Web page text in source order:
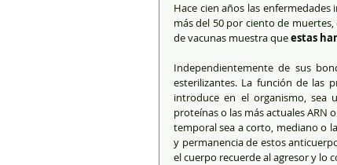
Hace cien años las
más del 50 por ciento de
de vacunas muestra que estas
Independientemente de sus
esterilizantes. La función de las
introduce en el organismo, sea
proteínas o las más actuales ARN
temporal sea a corto, mediano o
y permanencia de estos
el cuerpo recuerde al agresor y lo